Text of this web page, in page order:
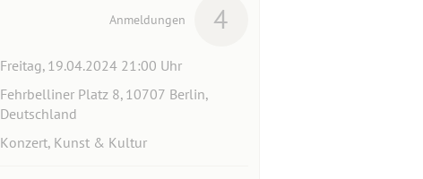
Anmeldungen 4
Freitag, 19.04.2024 21:00 Uhr
Fehrbelliner Platz 8, 10707 Berlin,
Deutschland
Konzert, Kunst & Kultur